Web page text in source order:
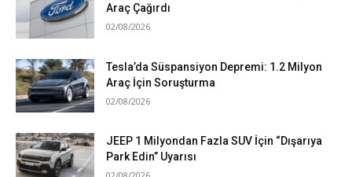
Araç Çağırdı
02/08/2026
Tesla’da Süspansiyon Depremi: 1.2 Milyon
Araç İçin Soruşturma
02/08/2026
JEEP 1 Milyondan Fazla SUV İçin “Dışarıya
Park Edin” Uyarısı